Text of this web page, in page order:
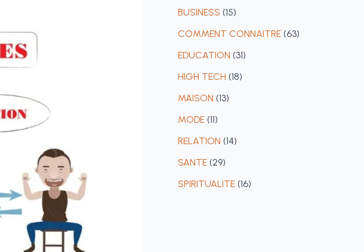
BUSINESS (15)
COMMENT CONNAITRE (63)
EDUCATION (31)
HIGH TECH (18)
MAISON (13)
MODE (11)
RELATION (14)
SANTE (29)
SPIRITUALITE (16)